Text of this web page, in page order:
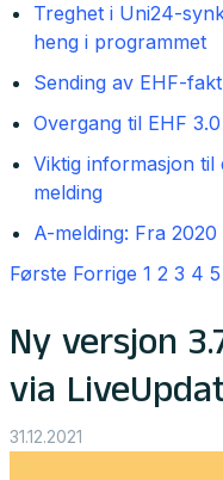
Treghet i Uni24-
heng i programmet
Sending av EHF-
Overgang til EHF
Viktig informasjon
melding
A-melding: Fra
Første Forrige 1 2 3 4 5
Ny versjon
via
31.12.2021